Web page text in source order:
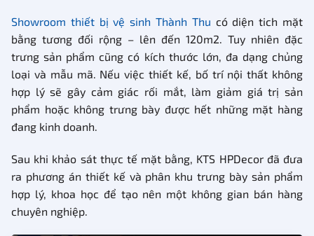
Showroom thiết bị vệ sinh Thành Thu có diện tich mặt
bằng tương đối rộng – lên đến 120m2. Tuy nhiên đặc
trưng sản phẩm cũng có kích thước lớn, đa dạng chủng
loại và mẫu mã. Nếu việc thiết kế, bố trí nội thất không
hợp lý sẽ gây cảm giác rối mắt, làm giảm giá trị sản
phẩm hoặc không trưng bày được hết những mặt hàng
đang kinh doanh.
Sau khi khảo sát thực tế mặt bằng, KTS HPDecor đã đưa
ra phương án thiết kế và phân khu trưng bày sản phẩm
hợp lý, khoa học để tạo nên một không gian bán hàng
chuyên nghiệp.